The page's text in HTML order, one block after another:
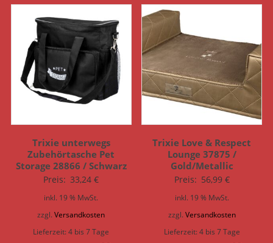
Trixie unterwegs
Zubehörtasche Pet
Storage 28866 / Schwarz
Preis: 33,24€
inkl. 19 % MwSt.
zzgl.Versandkosten
Lieferzeit:4 bis 7 Tage
Trixie Love & Respect
Lounge 37875 /
Gold/Metallic
Preis: 56,99 €
inkl. 19 % MwSt.
zzgl. Versandkosten
Lieferzeit:4 bis 7 Tage